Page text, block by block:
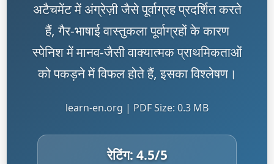
अटैचमेंट में अंग्रेज़ी जैसे पूर्वाग्रह प्रदर्शित करते
हैं, गैर-भाषाई वास्तुकला पूर्वाग्रहों के कारण
स्पेनिश में मानव-जैसी वाक्यात्मक प्राथमिकताओं
को पकड़ने में विफल होते हैं, इसका विश्लेषण।
learn-en.org | PDF Size: 0.3 MB
रेटिंग: 4.5/5